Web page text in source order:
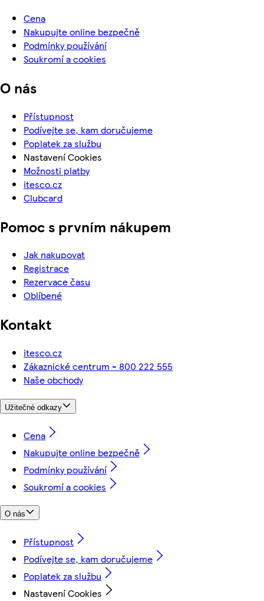
Cena
Nakupujte online bezpečně
Podmínky používání
Soukromí a cookies
O nás
Přístupnost
Podívejte se, kam doručujeme
Poplatek za službu
Nastavení Cookies
Možnosti platby
itesco.cz
Clubcard
Pomoc s prvním nákupem
Jak nakupovat
Registrace
Rezervace času
Oblíbené
Kontakt
itesco.cz
Zákaznické centrum - 800 222 555
Naše obchody
Užitečné odkazy
Cena
Nakupujte online bezpečně
Podmínky používání
Soukromí a cookies
O nás
Přístupnost
Podívejte se, kam doručujeme
Poplatek za službu
Nastavení Cookies